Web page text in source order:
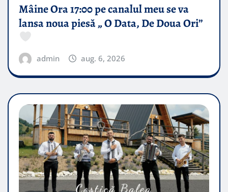
Mâine Ora 17:00 pe canalul meu se va
lansa noua piesă „ O Data, De Doua Ori”
admin aug. 6, 2026